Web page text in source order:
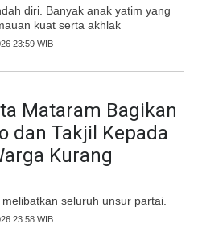
diri. Banyak anak yatim yang
kuat serta akhlak
23:59 WIB
Mataram Bagikan
dan Takjil Kepada
Kurang
seluruh unsur partai.
23:58 WIB